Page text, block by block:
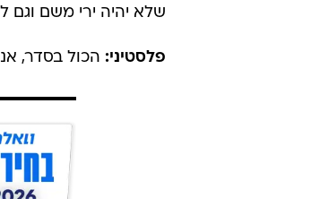
שלא יהיה ירי משם וגם
פלסטיני: הכול בסדר,